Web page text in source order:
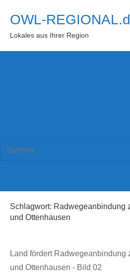
Inhalt
springen
OWL-
Lokales aus Ihrer Region
Suchen
Schlagwort: Radwegeanbindung
und Ottenhausen
Land fördert Radwegeanbindung
und Ottenhausen - Bild 02